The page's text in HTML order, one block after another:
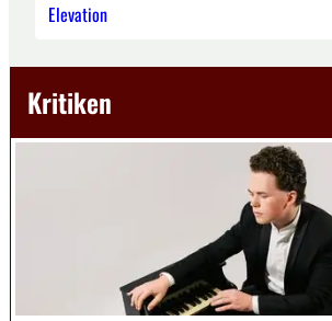
Elevation
Kritiken